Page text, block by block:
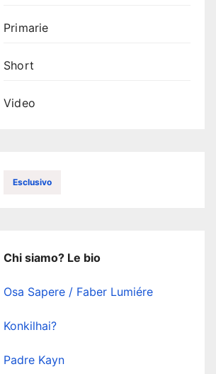
Primarie
Short
Video
Esclusivo
Chi siamo? Le bio
Osa Sapere / Faber Lumiére
Konkilhai?
Padre Kayn